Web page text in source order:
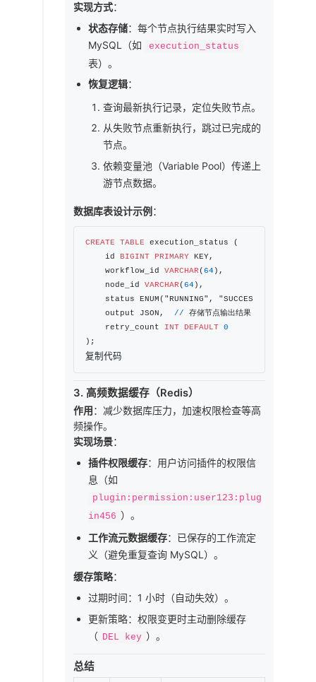
实现方式：
状态存储：每个节点执行结果实时写入
MySQL（如
execution_status
表）。
恢复逻辑：
查询最新执行记录，定位失败节点。
从失败节点重新执行，跳过已完成的
节点。
依赖变量池（Variable Pool）传递上
游节点数据。
数据库表设计示例 ：
CREATE TABLE execution_status (
    id
BIGINT PRIMARY KEY,
    workflow_id
VARCHAR(64 ),
    node_id
VARCHAR(64 ),
status ENUM("RUNNING", "SUCCESS",
    output JSON,
// 存储节点输出结果
    retry_count
INT DEFAULT 0
复制代码
3. 高频数据缓存（Redis）
作用：减少数据库压力，加速权限检查等高
频操作。
实现场景：
插件权限缓存：用户访问插件的权限信
息（如
plugin:permission:user123:plug
in456 ）。
工作流元数据缓存：已保存的工作流定
义（避免重复查询 MySQL）。
缓存策略：
过期时间：1 小时（自动失效）。
更新策略：权限变更时主动删除缓存
（ DEL key ）。
总结